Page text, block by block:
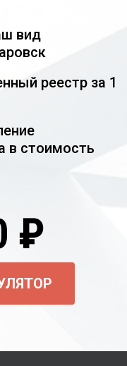
вид
реестр за 1
в стоимость
₽